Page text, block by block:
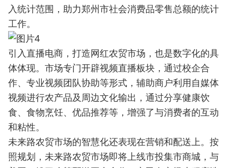
入统计范围，助力郑州市社会消费品零售总额的统计
工作。
引入直播电商，打造网红农贸市场，也是数字化的具
体体现。市场专门开辟视频直播板块，通过校企合
作、专业视频团队协助等形式，辅助商户利用自媒体
视频进行农产品及周边文化输出，通过分享健康饮
食、食物烹饪、优品推荐等，增强了与消费者的互动
和粘性。
未来路农贸市场的智慧化还表现在营销和配送上。按
照规划，未来路农贸市场即将上线市投集市商城，与